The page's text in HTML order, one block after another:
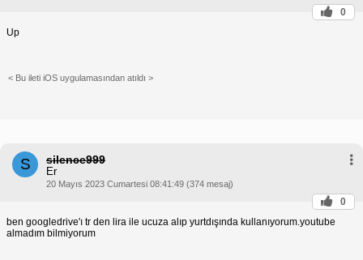
0
Up
< Bu ileti iOS uygulamasından atıldı >
S silence999
Er
20 Mayıs 2023 Cumartesi 08:41:49 (374 mesaj)
0
ben googledrive'ı tr den lira ile ucuza alıp yurtdışında kullanıyorum.youtube
almadım bilmiyorum